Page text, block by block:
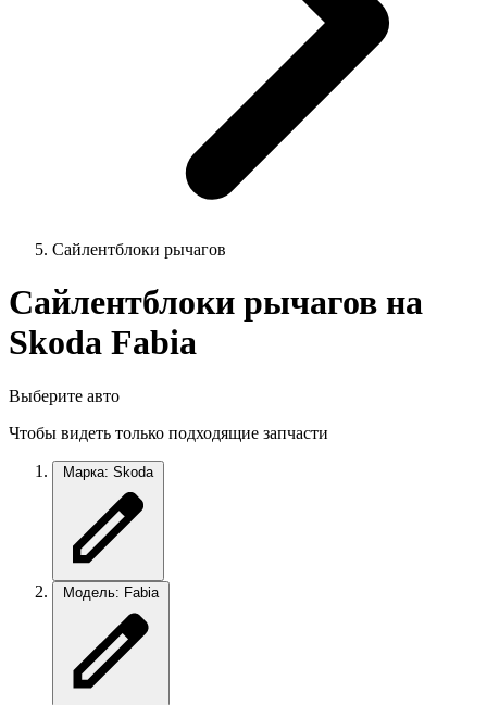
Сайлентблоки рычагов
Сайлентблоки рычагов на
Skoda Fabia
Выберите авто
Чтобы видеть только подходящие запчасти
Марка: Skoda
Модель: Fabia